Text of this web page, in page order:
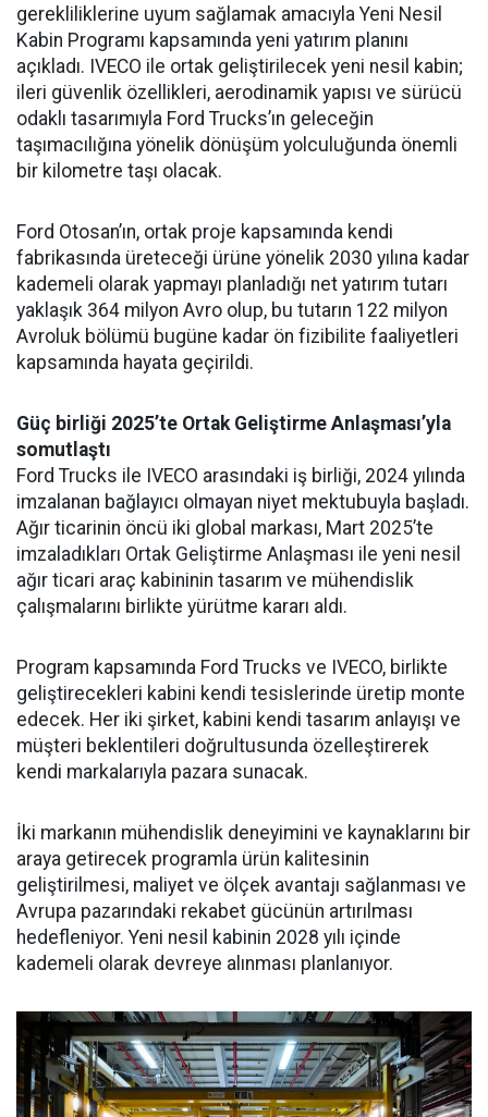
gerekliliklerine uyum sağlamak amacıyla Yeni Nesil
Kabin Programı kapsamında yeni yatırım planını
açıkladı. IVECO ile ortak geliştirilecek yeni nesil kabin;
ileri güvenlik özellikleri, aerodinamik yapısı ve sürücü
odaklı tasarımıyla Ford Trucks’ın geleceğin
taşımacılığına yönelik dönüşüm yolculuğunda önemli
bir kilometre taşı olacak.
Ford Otosan’ın, ortak proje kapsamında kendi
fabrikasında üreteceği ürüne yönelik 2030 yılına kadar
kademeli olarak yapmayı planladığı net yatırım tutarı
yaklaşık 364 milyon Avro olup, bu tutarın 122 milyon
Avroluk bölümü bugüne kadar ön fizibilite faaliyetleri
kapsamında hayata geçirildi.
Güç birliği 2025’te Ortak Geliştirme Anlaşması’yla
somutlaştı
Ford Trucks ile IVECO arasındaki iş birliği, 2024 yılında
imzalanan bağlayıcı olmayan niyet mektubuyla başladı.
Ağır ticarinin öncü iki global markası, Mart 2025’te
imzaladıkları Ortak Geliştirme Anlaşması ile yeni nesil
ağır ticari araç kabininin tasarım ve mühendislik
çalışmalarını birlikte yürütme kararı aldı.
Program kapsamında Ford Trucks ve IVECO, birlikte
geliştirecekleri kabini kendi tesislerinde üretip monte
edecek. Her iki şirket, kabini kendi tasarım anlayışı ve
müşteri beklentileri doğrultusunda özelleştirerek
kendi markalarıyla pazara sunacak.
İki markanın mühendislik deneyimini ve kaynaklarını bir
araya getirecek programla ürün kalitesinin
geliştirilmesi, maliyet ve ölçek avantajı sağlanması ve
Avrupa pazarındaki rekabet gücünün artırılması
hedefleniyor. Yeni nesil kabinin 2028 yılı içinde
kademeli olarak devreye alınması planlanıyor.